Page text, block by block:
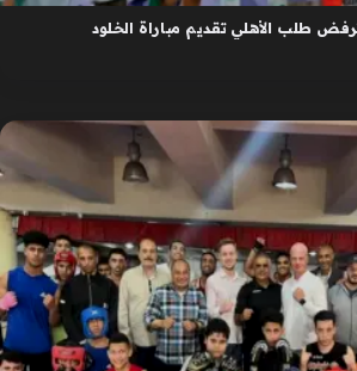
طلب الأهلي تقديم مباراة الخلود